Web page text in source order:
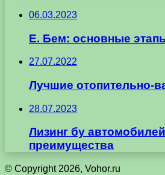
06.03.2023
Е. Бем: основные
27.07.2022
Лучшие отопительно-
28.07.2023
Лизинг бу
преимущества
© Copyright 2026, Vohor.ru